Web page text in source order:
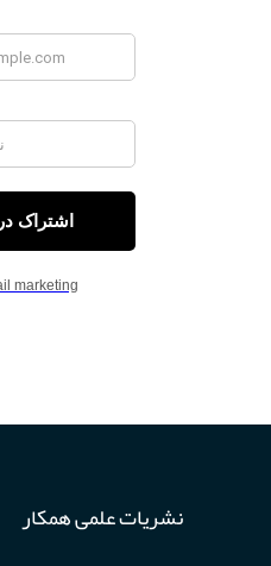
نشریات علمی همکار